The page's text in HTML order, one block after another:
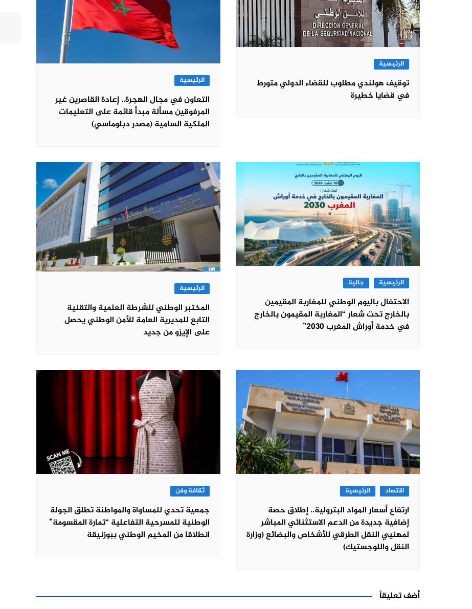
الرئيسية
توقيف هولندي مطلوب للقضاء الدولي متورط
في قضايا خطيرة
الرئيسية
التعاون في مجال الهجرة.. إعادة القاصرين غير
المرفوقين مسألة مبدأ قائمة على التعليمات
الملكية السامية (مصدر دبلوماسي)
الرئيسية جالية
الاحتفال باليوم الوطني للمغاربة المقيمين
بالخارج تحت شعار “المغاربة المقيمون بالخارج
في خدمة أوراش المغرب 2030”
الرئيسية
المختبر الوطني للشرطة العلمية والتقنية
التابع للمديرية العامة للأمن الوطني يحصل
على الإيزو من جديد
اقتصاد الرئيسية
ارتفاع أسعار المواد البترولية.. إطلاق حصة
إضافية جديدة من الدعم الاستثنائي المباشر
لمهنيي النقل الطرقي للأشخاص والبضائع (وزارة
النقل واللوجستيك)
ثقافة وفن
جمعية تحدي للمساواة والمواطنة تطلق الجولة
الوطنية للمسرحية التفاعلية “تمارة المقسومة”
انطلاقا من المخيم الوطني ببوزنيقة
أضف تعليقاً